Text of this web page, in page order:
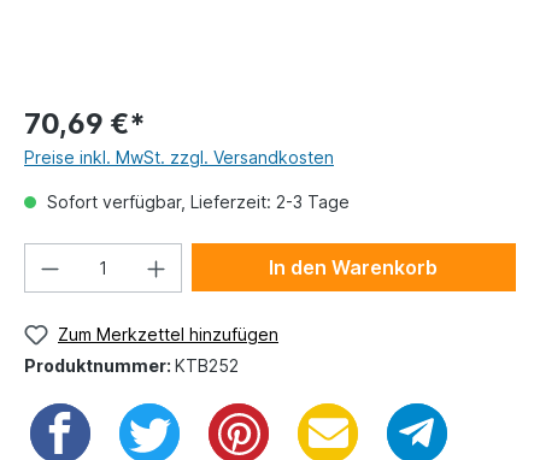
70,69 €*
Preise inkl. MwSt. zzgl. Versandkosten
Sofort verfügbar, Lieferzeit: 2-3 Tage
In den Warenkorb
Zum Merkzettel hinzufügen
Produktnummer: KTB252